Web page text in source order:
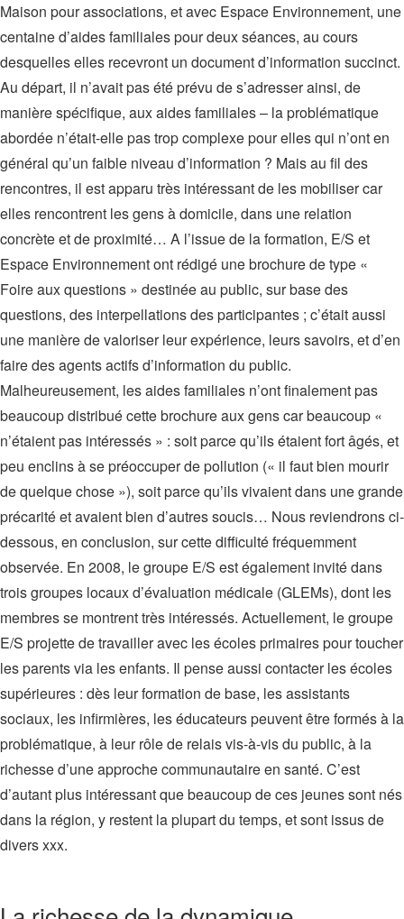
Maison pour associations, et avec Espace Environnement, une
centaine d’aides familiales pour deux séances, au cours
desquelles elles recevront un document d’information succinct.
Au départ, il n’avait pas été prévu de s’adresser ainsi, de
manière spécifique, aux aides familiales – la problématique
abordée n’était-elle pas trop complexe pour elles qui n’ont en
général qu’un faible niveau d’information ? Mais au fil des
rencontres, il est apparu très intéressant de les mobiliser car
elles rencontrent les gens à domicile, dans une relation
concrète et de proximité… A l’issue de la formation, E/S et
Espace Environnement ont rédigé une brochure de type «
Foire aux questions » destinée au public, sur base des
questions, des interpellations des participantes ; c’était aussi
une manière de valoriser leur expérience, leurs savoirs, et d’en
faire des agents actifs d’information du public.
Malheureusement, les aides familiales n’ont finalement pas
beaucoup distribué cette brochure aux gens car beaucoup «
n’étaient pas intéressés » : soit parce qu’ils étaient fort âgés, et
peu enclins à se préoccuper de pollution (« il faut bien mourir
de quelque chose »), soit parce qu’ils vivaient dans une grande
précarité et avaient bien d’autres soucis… Nous reviendrons ci-
dessous, en conclusion, sur cette difficulté fréquemment
observée. En 2008, le groupe E/S est également invité dans
trois groupes locaux d’évaluation médicale (GLEMs), dont les
membres se montrent très intéressés. Actuellement, le groupe
E/S projette de travailler avec les écoles primaires pour toucher
les parents via les enfants. Il pense aussi contacter les écoles
supérieures : dès leur formation de base, les assistants
sociaux, les infirmières, les éducateurs peuvent être formés à la
problématique, à leur rôle de relais vis-à-vis du public, à la
richesse d’une approche communautaire en santé. C’est
d’autant plus intéressant que beaucoup de ces jeunes sont nés
dans la région, y restent la plupart du temps, et sont issus de
divers xxx.